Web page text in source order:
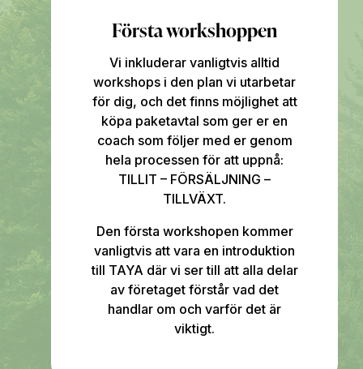
Första workshoppen
Vi inkluderar vanligtvis alltid
workshops i den plan vi utarbetar
för dig, och det finns möjlighet att
köpa paketavtal som ger er en
coach som följer med er genom
hela processen för att uppnå:
TILLIT – FÖRSÄLJNING –
TILLVÄXT.
Den första workshopen kommer
vanligtvis att vara en introduktion
till TAYA där vi ser till att alla delar
av företaget förstår vad det
handlar om och varför det är
viktigt.